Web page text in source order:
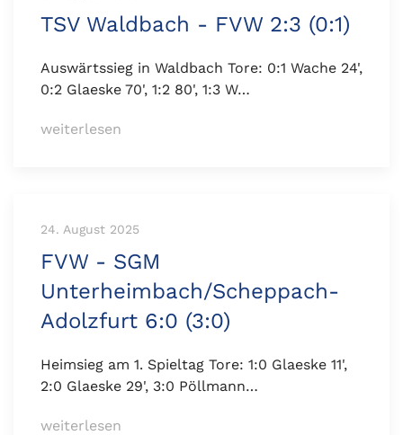
TSV Waldbach - FVW 2:3 (0:1)
Auswärtssieg in Waldbach Tore: 0:1 Wache 24',
0:2 Glaeske 70', 1:2 80', 1:3 W…
weiterlesen
24. August 2025
FVW - SGM
Unterheimbach/Scheppach-
Adolzfurt 6:0 (3:0)
Heimsieg am 1. Spieltag Tore: 1:0 Glaeske 11',
2:0 Glaeske 29', 3:0 Pöllmann…
weiterlesen